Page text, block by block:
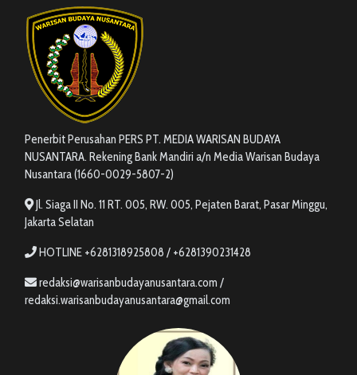
Penerbit Perusahan PERS PT. MEDIA WARISAN BUDAYA
NUSANTARA. Rekening Bank Mandiri a/n Media Warisan Budaya
Nusantara (1660-0029-5807-2)
Jl. Siaga II No. 11 RT. 005, RW. 005, Pejaten Barat, Pasar Minggu,
Jakarta Selatan
HOTLINE +6281318925808 / +6281390231428
redaksi@warisanbudayanusantara.com /
redaksi.warisanbudayanusantara@gmail.com